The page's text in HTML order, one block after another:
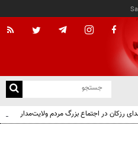
رزکان در اجتماع بزرگ مردم ولایت‌مدار